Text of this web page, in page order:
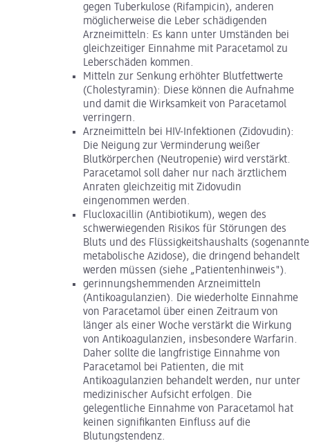
gegen Tuberkulose (Rifampicin), anderen
möglicherweise die Leber schädigenden
Arzneimitteln: Es kann unter Umständen bei
gleichzeitiger Einnahme mit Paracetamol zu
Leberschäden kommen.
Mitteln zur Senkung erhöhter Blutfettwerte
(Cholestyramin): Diese können die Aufnahme
und damit die Wirksamkeit von Paracetamol
verringern.
Arzneimitteln bei HIV-Infektionen (Zidovudin):
Die Neigung zur Verminderung weißer
Blutkörperchen (Neutropenie) wird verstärkt.
Paracetamol soll daher nur nach ärztlichem
Anraten gleichzeitig mit Zidovudin
eingenommen werden.
Flucloxacillin (Antibiotikum), wegen des
schwerwiegenden Risikos für Störungen des
Bluts und des Flüssigkeitshaushalts (sogenannte
metabolische Azidose), die dringend behandelt
werden müssen (siehe „Patientenhinweis").
gerinnungshemmenden Arzneimitteln
(Antikoagulanzien). Die wiederholte Einnahme
von Paracetamol über einen Zeitraum von
länger als einer Woche verstärkt die Wirkung
von Antikoagulanzien, insbesondere Warfarin.
Daher sollte die langfristige Einnahme von
Paracetamol bei Patienten, die mit
Antikoagulanzien behandelt werden, nur unter
medizinischer Aufsicht erfolgen. Die
gelegentliche Einnahme von Paracetamol hat
keinen signifikanten Einfluss auf die
Blutungstendenz.